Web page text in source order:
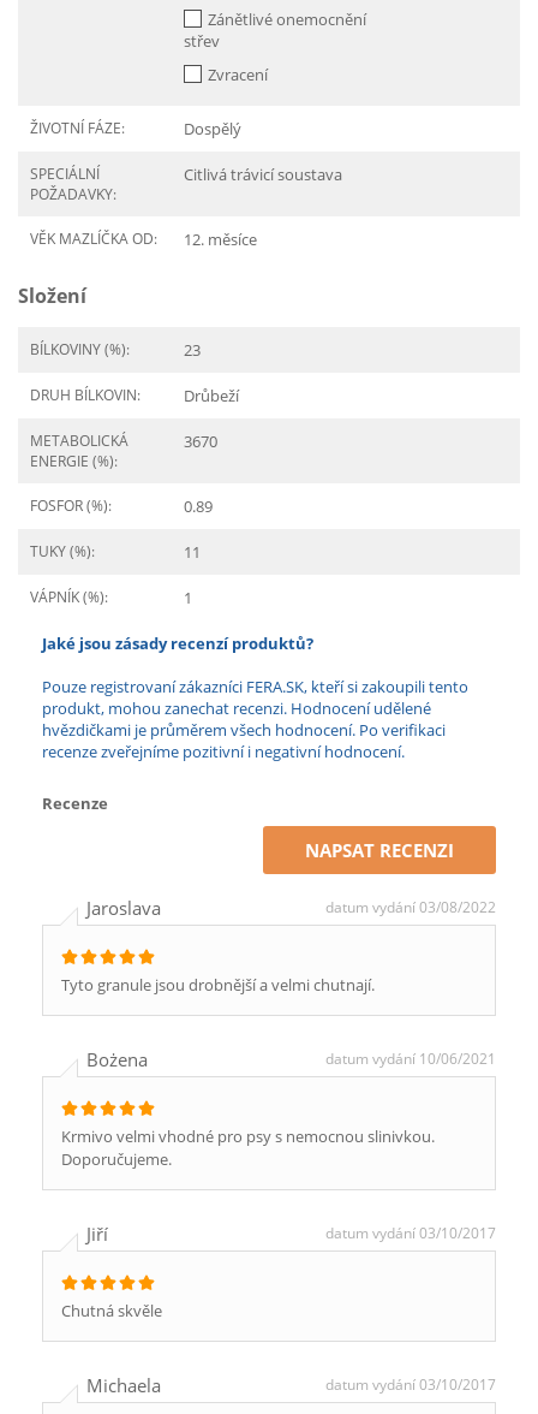
Zánětlivé onemocnění
střev
Zvracení
ŽIVOTNÍ FÁZE: Dospělý
SPECIÁLNÍ
POŽADAVKY:
Citlivá trávicí soustava
VĚK MAZLÍČKA OD: 12. měsíce
Složení
BÍLKOVINY (%): 23
DRUH BÍLKOVIN: Drůbeží
METABOLICKÁ
ENERGIE (%):
3670
FOSFOR (%): 0.89
TUKY (%): 11
VÁPNÍK (%): 1
Jaké jsou zásady recenzí produktů?
Pouze registrovaní zákazníci FERA.SK, kteří si zakoupili tento
produkt, mohou zanechat recenzi. Hodnocení udělené
hvězdičkami je průměrem všech hodnocení. Po verifikaci
recenze zveřejníme pozitivní i negativní hodnocení.
Recenze
NAPSAT RECENZI
Jaroslava datum vydání 03/08/2022
Tyto granule jsou drobnější a velmi chutnají.
Bożena datum vydání 10/06/2021
Krmivo velmi vhodné pro psy s nemocnou slinivkou.
Doporučujeme.
Jiří datum vydání 03/10/2017
Chutná skvěle
Michaela datum vydání 03/10/2017